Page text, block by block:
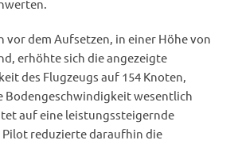
vor dem Aufsetzen, in einer Höhe von
erhöhte sich die angezeigte
des Flugzeugs auf 154 Knoten,
Bodengeschwindigkeit wesentlich
auf eine leistungssteigernde
reduzierte daraufhin die